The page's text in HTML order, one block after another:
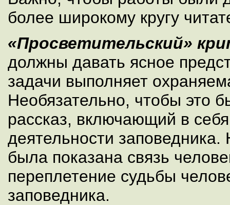
более широкому кругу
«Просветительский»
должны давать ясное
задачи выполняет
Необязательно, чтобы это
рассказ, включающий в
деятельности
была показана связь
переплетение судьбы
заповедника.